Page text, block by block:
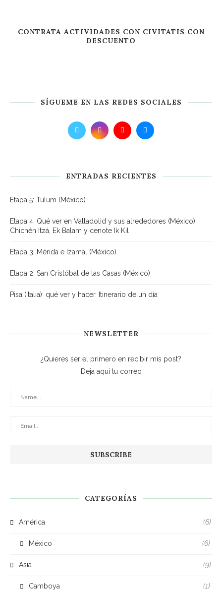
CONTRATA ACTIVIDADES CON CIVITATIS CON
DESCUENTO
SÍGUEME EN LAS REDES SOCIALES
ENTRADAS RECIENTES
Etapa 5: Tulum (México)
Etapa 4: Qué ver en Valladolid y sus alrededores (México):
Chichén Itzá, Ek Balam y cenote Ik Kil
Etapa 3: Mérida e Izamal (México)
Etapa 2: San Cristóbal de las Casas (México)
Pisa (Italia): qué ver y hacer. Itinerario de un día
NEWSLETTER
¿Quieres ser el primero en recibir mis post?
Deja aquí tu correo
CATEGORÍAS
América (6)
México (6)
Asia (9)
Camboya (1)